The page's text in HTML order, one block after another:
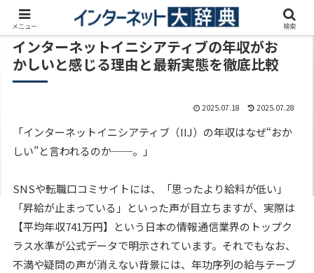
インターネットイニシアティブの年収がお
かしいと感じる理由と最新実態を徹底比較
2025.07.18 2025.07.28
「インターネットイニシアティブ（IIJ）の年収はなぜ“おか
しい”と言われるのか──。」
SNSや転職口コミサイトには、「思ったより給料が低い」
「昇給が止まっている」といった声が目立ちますが、実際は
【平均年収741万円】という日本の情報通信業界のトップク
ラス水準が公式データで明示されています。それでもなお、
不満や疑問の声が消えない背景には、年功序列の給与テーブ
メニュー 検索